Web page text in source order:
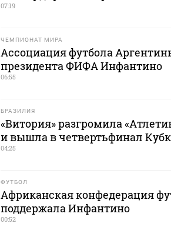
07:19
ЧЕМПИОНАТ МИРА
Ассоциация футбола
президента ФИФА Инфантино
06:55
БРАЗИЛИЯ
«Витория» разгромила
и вышла в четвертьфинал
04:25
ФУТБОЛ
Африканская конфедерация
поддержала Инфантино
00:52